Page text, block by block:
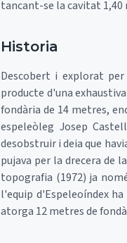
tancant-se la cavitat 1,40
Historia
Descobert i explorat per
producte d'una
fondària de 14 metres,
espeleòleg Josep
desobstruir i deia que
pujava per la drecera de
topografia (1972) ja
l'equip d'Espeleoíndex
atorga 12 metres de